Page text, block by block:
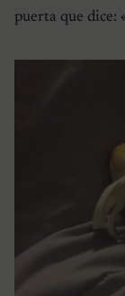
puerta que dice: